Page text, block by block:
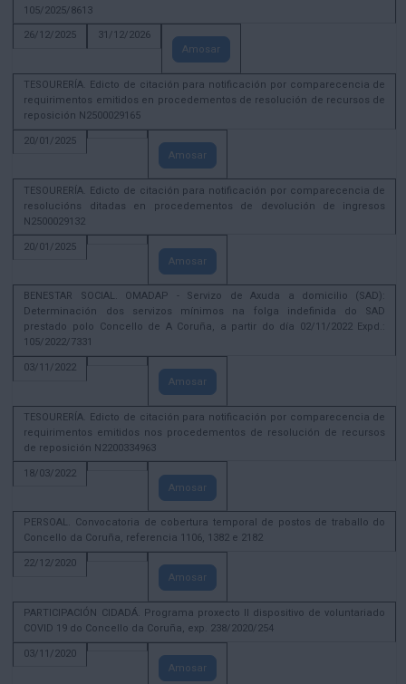
105/2025/8613
26/12/2025
31/12/2026
Amosar
TESOURERÍA. Edicto de citación para notificación por comparecencia de
requirimentos emitidos en procedementos de resolución de recursos de
reposición N2500029165
20/01/2025
Amosar
TESOURERÍA. Edicto de citación para notificación por comparecencia de
resolucións ditadas en procedementos de devolución de ingresos
N2500029132
20/01/2025
Amosar
BENESTAR SOCIAL. OMADAP - Servizo de Axuda a domicilio (SAD):
Determinación dos servizos mínimos na folga indefinida do SAD
prestado polo Concello de A Coruña, a partir do día 02/11/2022 Expd.:
105/2022/7331
03/11/2022
Amosar
TESOURERÍA. Edicto de citación para notificación por comparecencia de
requirimentos emitidos nos procedementos de resolución de recursos
de reposición N2200334963
18/03/2022
Amosar
PERSOAL. Convocatoria de cobertura temporal de postos de traballo do
Concello da Coruña, referencia 1106, 1382 e 2182
22/12/2020
Amosar
PARTICIPACIÓN CIDADÁ. Programa proxecto II dispositivo de voluntariado
COVID 19 do Concello da Coruña, exp. 238/2020/254
03/11/2020
Amosar